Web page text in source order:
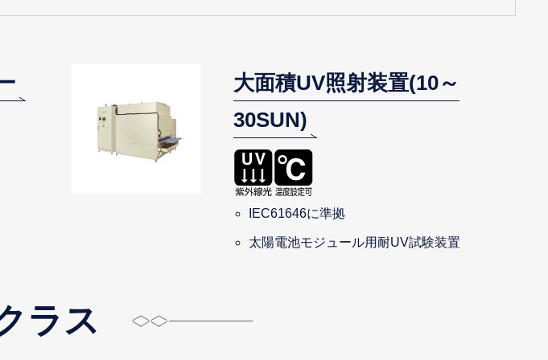
大面積UV照射装置(10～
30SUN)
IEC61646に準拠
太陽電池モジュール用耐UV試験装置
ラス